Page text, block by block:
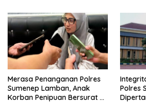
Merasa Penanganan Polres
Sumenep Lamban, Anak
Korban Penipuan Bersurat ke
Polres